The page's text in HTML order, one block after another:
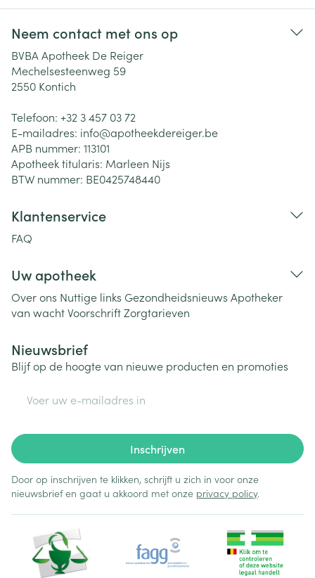
Neem contact met ons op
BVBA Apotheek De Reiger
Mechelsesteenweg 59
2550 Kontich
Telefoon: +32 3 457 03 72
E-mailadres: info@apotheekdereiger.be
APB nummer: 113101
Apotheek titularis: Marleen Nijs
BTW nummer: BE0425748440
Klantenservice
FAQ
Uw apotheek
Over ons Nuttige links Gezondheidsnieuws Apotheker
van wachtVoorschriftZorgtarieven
Nieuwsbrief
Blijf op de hoogte van nieuwe producten en promoties
Inschrijven
Door op inschrijven te klikken, schrijft u zich in voor onze
nieuwsbrief en gaat u akkoord met onze privacy policy.